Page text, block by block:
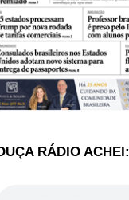
RÁDIO ACHEI: